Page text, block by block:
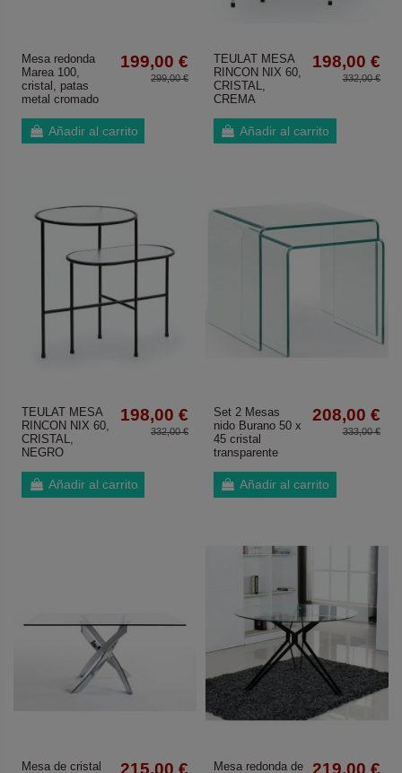
Mesa redonda
Marea 100,
cristal, patas
metal cromado
199,00 €
299,00 €
Añadir al carrito
TEULAT MESA
RINCON NIX 60,
CRISTAL,
CREMA
198,00 €
332,00 €
Añadir al carrito
TEULAT MESA
RINCON NIX 60,
CRISTAL,
NEGRO
198,00 €
332,00 €
Añadir al carrito
Set 2 Mesas
nido Burano 50 x
45 cristal
transparente
208,00 €
333,00 €
Añadir al carrito
Mesa de cristal
215,00 €
Mesa redonda de
219,00 €